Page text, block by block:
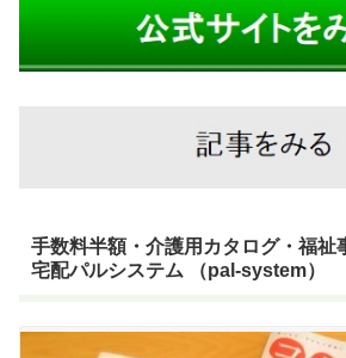
手数料半額・介護用カタログ・福祉
宅配パルシステム （pal-system）